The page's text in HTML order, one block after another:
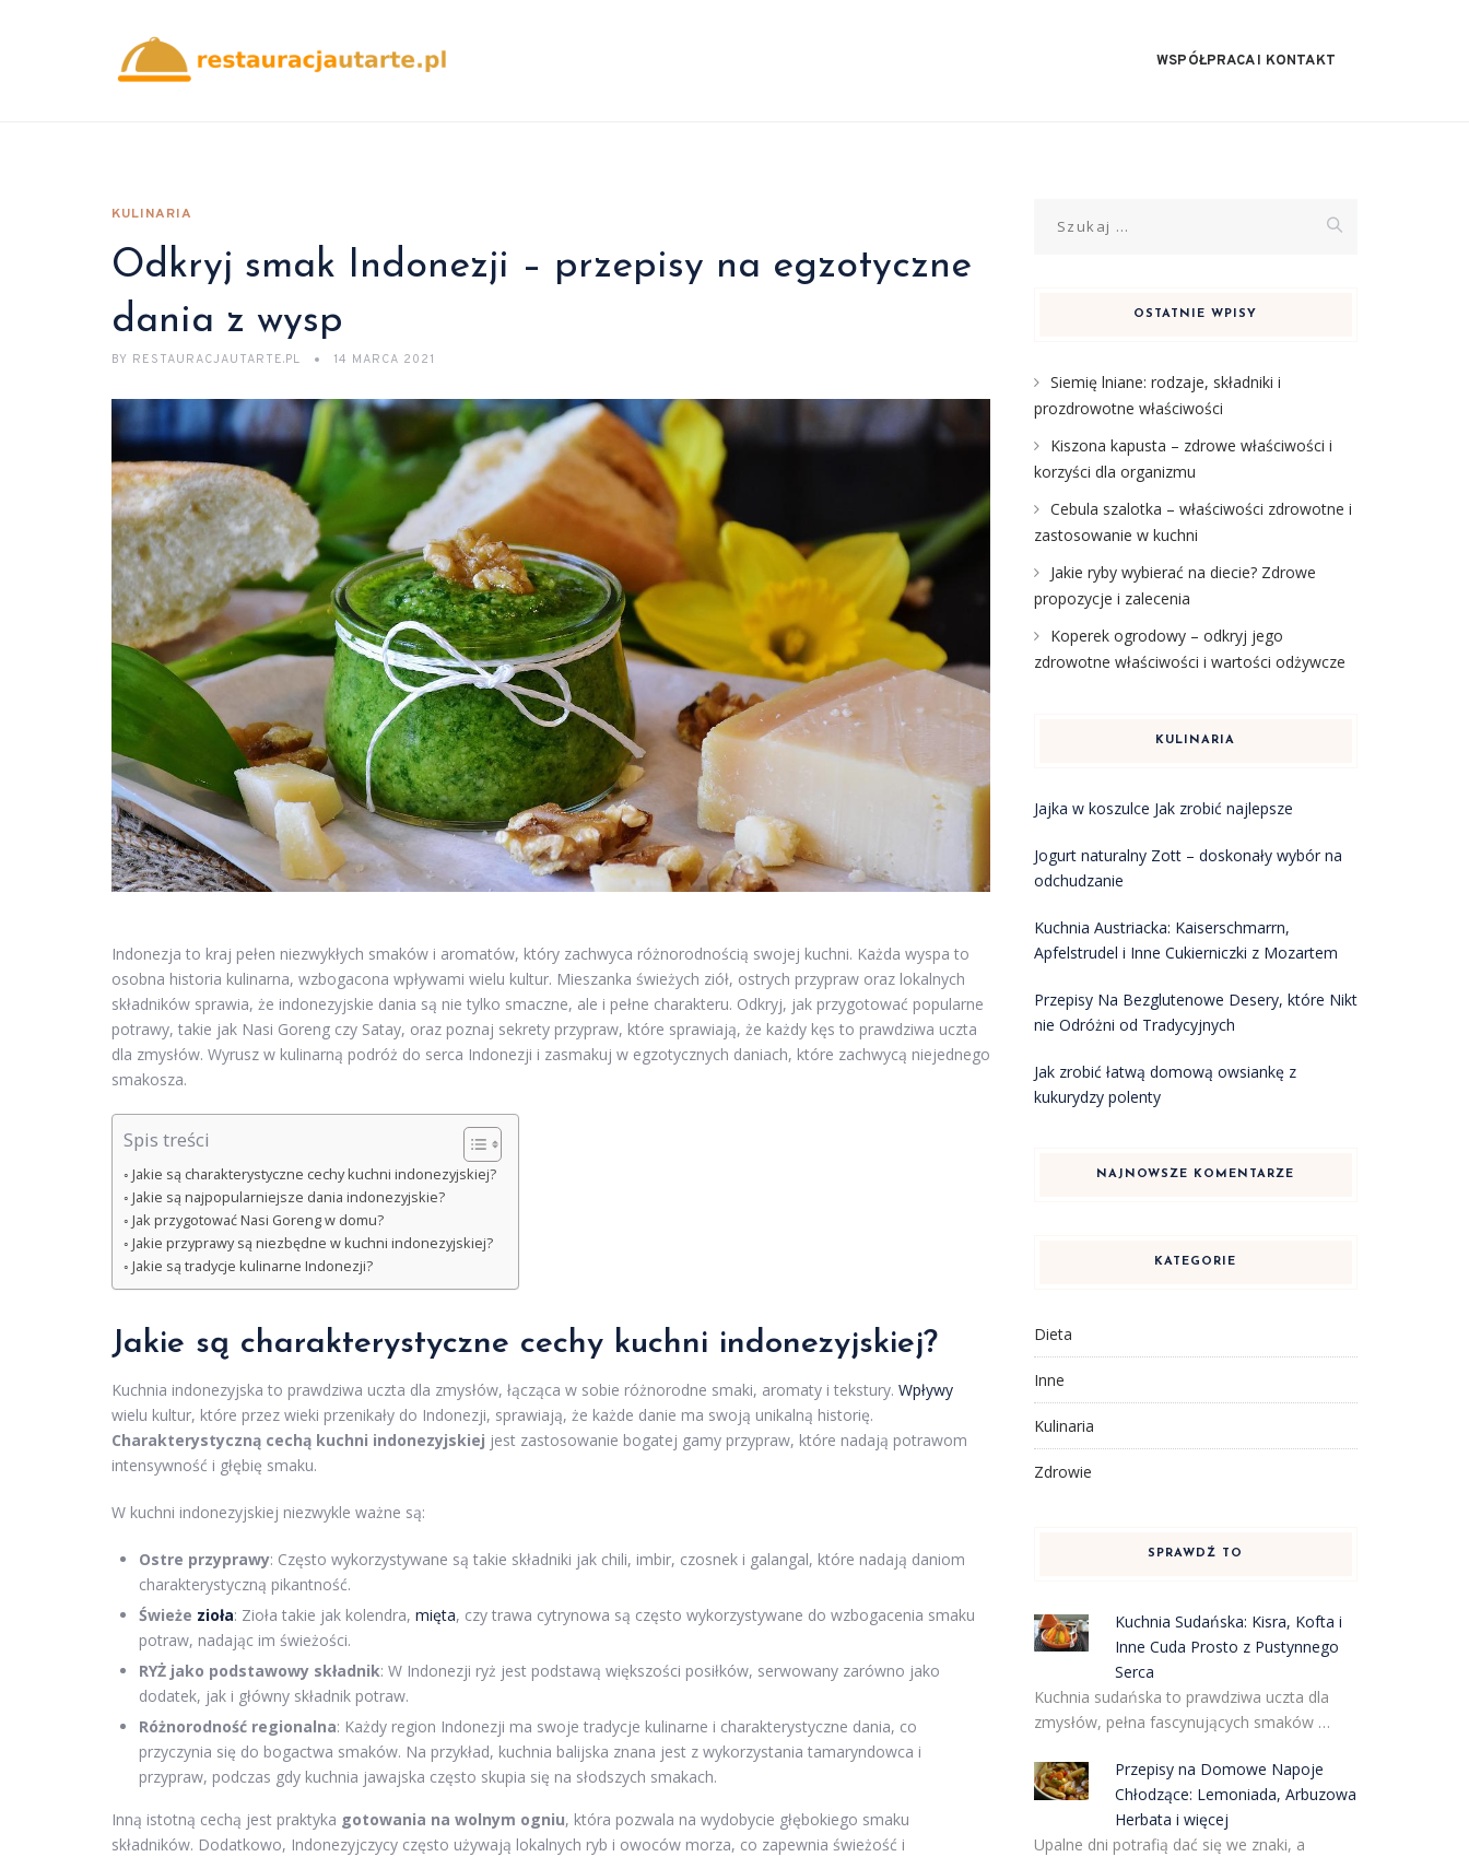
WSPÓŁPRACA I KONTAKT
KULINARIA
Odkryj smak Indonezji – przepisy na egzotyczne
dania z wysp
BY RESTAURACJAUTARTE.PL 14 MARCA 2021
Indonezja to kraj pełen niezwykłych smaków i aromatów, który zachwyca różnorodnością swojej kuchni. Każda wyspa to
osobna historia kulinarna, wzbogacona wpływami wielu kultur. Mieszanka świeżych ziół, ostrych przypraw oraz lokalnych
składników sprawia, że indonezyjskie dania są nie tylko smaczne, ale i pełne charakteru. Odkryj, jak przygotować popularne
potrawy, takie jak Nasi Goreng czy Satay, oraz poznaj sekrety przypraw, które sprawiają, że każdy kęs to prawdziwa uczta
dla zmysłów. Wyrusz w kulinarną podróż do serca Indonezji i zasmakuj w egzotycznych daniach, które zachwycą niejednego
smakosza.
Spis treści
Jakie są charakterystyczne cechy kuchni indonezyjskiej?
Jakie są najpopularniejsze dania indonezyjskie?
Jak przygotować Nasi Goreng w domu?
Jakie przyprawy są niezbędne w kuchni indonezyjskiej?
Jakie są tradycje kulinarne Indonezji?
Jakie są charakterystyczne cechy kuchni indonezyjskiej?
Kuchnia indonezyjska to prawdziwa uczta dla zmysłów, łącząca w sobie różnorodne smaki, aromaty i tekstury. Wpływy
wielu kultur, które przez wieki przenikały do Indonezji, sprawiają, że każde danie ma swoją unikalną historię.
Charakterystyczną cechą kuchni indonezyjskiej jest zastosowanie bogatej gamy przypraw, które nadają potrawom
intensywność i głębię smaku.
W kuchni indonezyjskiej niezwykle ważne są:
Ostre przyprawy: Często wykorzystywane są takie składniki jak chili, imbir, czosnek i galangal, które nadają daniom
charakterystyczną pikantność.
Świeże zioła: Zioła takie jak kolendra, mięta, czy trawa cytrynowa są często wykorzystywane do wzbogacenia smaku
potraw, nadając im świeżości.
RYŻ jako podstawowy składnik: W Indonezji ryż jest podstawą większości posiłków, serwowany zarówno jako
dodatek, jak i główny składnik potraw.
Różnorodność regionalna: Każdy region Indonezji ma swoje tradycje kulinarne i charakterystyczne dania, co
przyczynia się do bogactwa smaków. Na przykład, kuchnia balijska znana jest z wykorzystania tamaryndowca i
przypraw, podczas gdy kuchnia jawajska często skupia się na słodszych smakach.
Inną istotną cechą jest praktyka gotowania na wolnym ogniu, która pozwala na wydobycie głębokiego smaku
składników. Dodatkowo, Indonezyjczycy często używają lokalnych ryb i owoców morza, co zapewnia świeżość i
OSTATNIE WPISY
Siemię lniane: rodzaje, składniki i
prozdrowotne właściwości
Kiszona kapusta – zdrowe właściwości i
korzyści dla organizmu
Cebula szalotka – właściwości zdrowotne i
zastosowanie w kuchni
Jakie ryby wybierać na diecie? Zdrowe
propozycje i zalecenia
Koperek ogrodowy – odkryj jego
zdrowotne właściwości i wartości odżywcze
KULINARIA
Jajka w koszulce Jak zrobić najlepsze
Jogurt naturalny Zott – doskonały wybór na
odchudzanie
Kuchnia Austriacka: Kaiserschmarrn,
Apfelstrudel i Inne Cukierniczki z Mozartem
Przepisy Na Bezglutenowe Desery, które Nikt
nie Odróżni od Tradycyjnych
Jak zrobić łatwą domową owsiankę z
kukurydzy polenty
NAJNOWSZE KOMENTARZE
KATEGORIE
Dieta
Inne
Kulinaria
Zdrowie
SPRAWDŹ TO
Kuchnia Sudańska: Kisra, Kofta i
Inne Cuda Prosto z Pustynnego
Serca
Kuchnia sudańska to prawdziwa uczta dla
zmysłów, pełna fascynujących smaków …
Przepisy na Domowe Napoje
Chłodzące: Lemoniada, Arbuzowa
Herbata i więcej
Upalne dni potrafią dać się we znaki, a